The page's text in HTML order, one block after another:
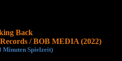
Back
/ BOB MEDIA (2022)
Minuten Spielzeit)